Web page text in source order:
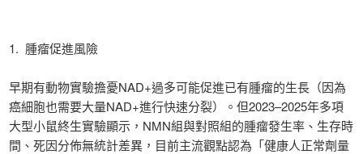
1. 腫瘤促進風險
早期有動物實驗擔憂NAD+過多可能促進已有腫瘤的生長（因為
癌細胞也需要大量NAD+進行快速分裂）。但2023–2025年多項
大型小鼠終生實驗顯示，NMN組與對照組的腫瘤發生率、生存時
間、死因分佈無統計差異，目前主流觀點認為「健康人正常劑量